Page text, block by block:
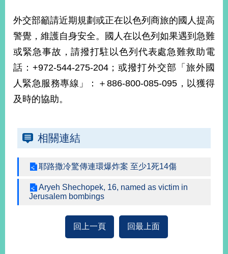
覽
本
部
新
聞
中
心
外
資
區
外交部籲請近期規劃或正在以色列商旅的國人提高
警覺，維護自身安全。國人在以色列如果遇到急難
或緊急事故，請撥打駐以色列代表處急難救助電
話：+972-544-275-204；或撥打外交部「旅外國
人緊急服務專線」：＋886-800-085-095，以獲得
及時的協助。
相關連結
耶路撒冷驚傳連環爆炸案 至少1死14傷
Aryeh Shechopek, 16, named as victim in
Jerusalem bombings
回上一頁 回最上面